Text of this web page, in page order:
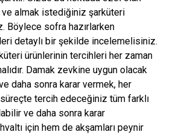
almak istediğiniz şarküteri
Böylece sofra hazırlarken
detaylı bir şekilde incelemelisiniz.
ürünlerinin tercihleri her zaman
Damak zevkine uygun olacak
daha sonra karar vermek, her
süreçte tercih edeceğiniz tüm farklı
ve daha sonra karar
için hem de akşamları peynir